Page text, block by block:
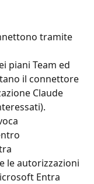
tramite
piani Team ed
il connettore
Claude
le autorizzazioni
Entra